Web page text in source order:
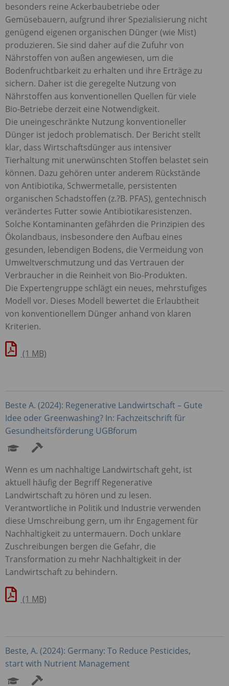
besonders reine Ackerbaubetriebe oder
Gemüsebauern, aufgrund ihrer Spezialisierung nicht
genügend eigenen organischen Dünger (wie Mist)
produzieren. Sie sind daher auf die Zufuhr von
Nährstoffen von außen angewiesen, um die
Bodenfruchtbarkeit zu erhalten und ihre Erträge zu
sichern. Daher ist die geregelte Nutzung von
Nährstoffen aus konventionellen Quellen für viele
Bio-Betriebe derzeit eine Notwendigkeit.
Die uneingeschränkte Nutzung konventioneller
Dünger ist jedoch problematisch. Der Bericht stellt
klar, dass Wirtschaftsdünger aus intensiver
Tierhaltung mit unerwünschten Stoffen belastet sein
können. Dazu gehören unter anderem Rückstände
von Antibiotika, Schwermetalle, persistenten
organischen Schadstoffen (z.?B. PFAS), gentechnisch
verändertes Futter sowie Antibiotikaresistenzen.
Solche Kontaminanten gefährden die Prinzipien des
Ökolandbaus, insbesondere den Aufbau eines
gesunden, lebendigen Bodens, die Vermeidung von
Umweltverschmutzung und das Vertrauen der
Verbraucher in die Reinheit von Bio-Produkten.
Die Expertengruppe schlägt ein neues, mehrstufiges
Modell vor. Dieses Modell bewertet die Erlaubtheit
von konventionellem Dünger anhand von klaren
Kriterien.
(1 MB)
Beste A. (2024): Regenerative Landwirtschaft – Gute
Idee oder Greenwashing? In: Fachzeitschrift für
Gesundheitsförderung UGBforum
Wenn es um nachhaltige Landwirtschaft geht, ist
aktuell häufig der Begriff Regenerative
Landwirtschaft zu hören und zu lesen.
Verantwortliche in Politik und Industrie verwenden
diese Umschreibung gern, um ihr Engagement für
Nachhaltigkeit zu untermauern. Doch unklare
Zuschreibungen bergen die Gefahr, die
Transformation zu mehr Nachhaltigkeit in der
Landwirtschaft zu behindern.
(1 MB)
Beste, A. (2024): Germany: To Reduce Pesticides,
start with Nutrient Management